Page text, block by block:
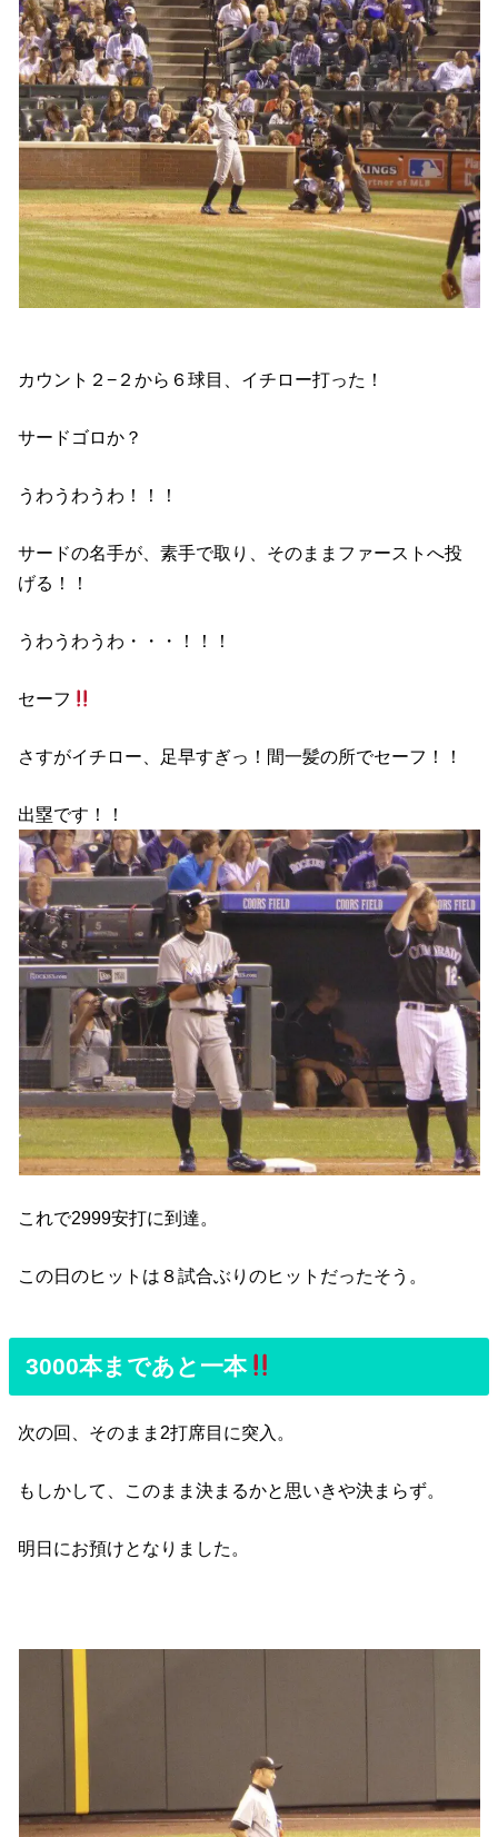
カウント２−２から６球目、イチロー打った！
サードゴロか？
うわうわうわ！！！
サードの名手が、素手で取り、そのままファーストへ投
げる！！
うわうわうわ・・・！！！
セーフ
さすがイチロー、足早すぎっ！間一髪の所でセーフ！！
出塁です！！
これで2999安打に到達。
この日のヒットは８試合ぶりのヒットだったそう。
3000本まであと一本
次の回、そのまま2打席目に突入。
もしかして、このまま決まるかと思いきや決まらず。
明日にお預けとなりました。